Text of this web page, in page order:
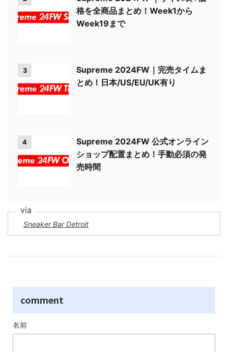
格を全商品まとめ！Week1から
Week19まで
3
Supreme 2024FW｜完売タイムま
とめ！日本/US/EU/UK有り
4
Supreme 2024FW 公式オンライン
ショップ配置まとめ！手動必須の発
売時間
Sneaker Bar Detroit
comment
名前